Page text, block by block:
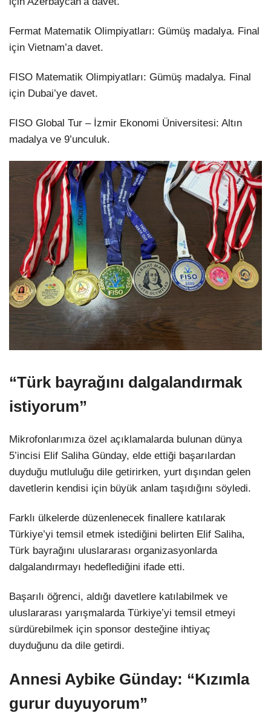
Fermat Matematik Olimpiyatları: Gümüş madalya. Final
için Vietnam’a davet.
FISO Matematik Olimpiyatları: Gümüş madalya. Final
için Dubai’ye davet.
FISO Global Tur – İzmir Ekonomi Üniversitesi: Altın
madalya ve 9’unculuk.
“Türk bayrağını dalgalandırmak
istiyorum”
Mikrofonlarımıza özel açıklamalarda bulunan dünya
5’incisi Elif Saliha Günday, elde ettiği başarılardan
duyduğu mutluluğu dile getirirken, yurt dışından gelen
davetlerin kendisi için büyük anlam taşıdığını söyledi.
Farklı ülkelerde düzenlenecek finallere katılarak
Türkiye’yi temsil etmek istediğini belirten Elif Saliha,
Türk bayrağını uluslararası organizasyonlarda
dalgalandırmayı hedeflediğini ifade etti.
Başarılı öğrenci, aldığı davetlere katılabilmek ve
uluslararası yarışmalarda Türkiye’yi temsil etmeyi
sürdürebilmek için sponsor desteğine ihtiyaç
duyduğunu da dile getirdi.
Annesi Aybike Günday: “Kızımla
gurur duyuyorum”